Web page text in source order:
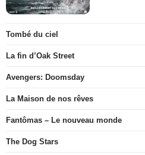
Tombé du ciel
La fin d’Oak Street
Avengers: Doomsday
La Maison de nos rêves
Fantômas – Le nouveau monde
The Dog Stars